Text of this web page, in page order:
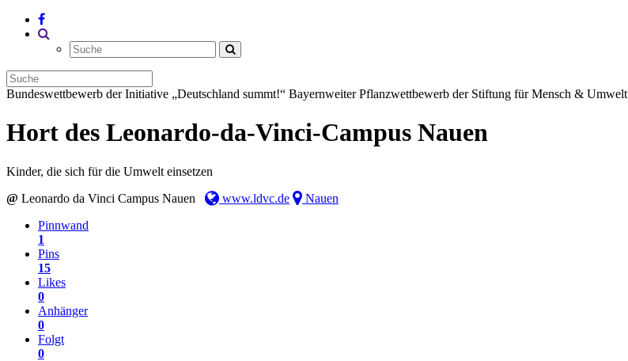
Bundeswettbewerb der Initiative „Deutschland summt!“ Bayernweiter Pflanzwettbewerb der Stiftung für Mensch & Umwelt
Hort des Leonardo-da-Vinci-Campus Nauen
Kinder, die sich für die Umwelt einsetzen
@ Leonardo da Vinci Campus Nauen www.ldvc.de
Nauen
Pinnwand
1
Pins
15
Likes
0
Anhänger
0
Folgt
0